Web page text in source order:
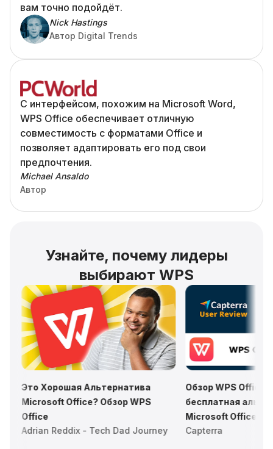
вам точно подойдёт.
Nick Hastings
Автор Digital Trends
С интерфейсом, похожим на Microsoft Word,
WPS Office обеспечивает отличную
совместимость с форматами Office и
позволяет адаптировать его под свои
предпочтения.
Michael Ansaldo
Автор
Узнайте, почему лидеры
выбирают WPS
Обзор WPS
Dad Journey
Обзор WPS Office: Лучшая
бесплатная альтернатива
Capterra